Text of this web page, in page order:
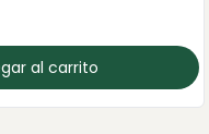
al carrito